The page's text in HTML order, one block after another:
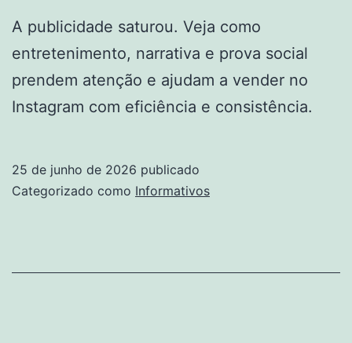
A publicidade saturou. Veja como
entretenimento, narrativa e prova social
prendem atenção e ajudam a vender no
Instagram com eficiência e consistência.
25 de junho de 2026 publicado
Categorizado como Informativos